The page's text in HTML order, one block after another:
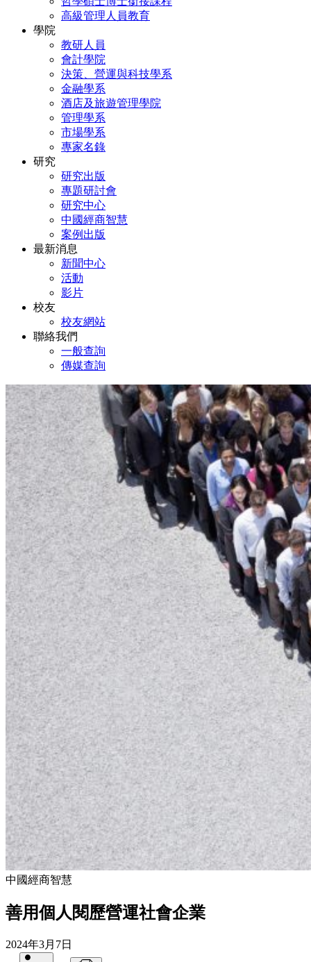
高級管理人員教育
學院
教研人員
會計學院
決策、營運與科技學系
金融學系
酒店及旅遊管理學院
管理學系
市場學系
專家名錄
研究
研究出版
專題研討會
研究中心
中國經商智慧
案例出版
最新消息
新聞中心
活動
影片
校友
校友網站
聯絡我們
一般查詢
傳媒查詢
中國經商智慧
善用個人閱歷營運社會企業
2024年3月7日